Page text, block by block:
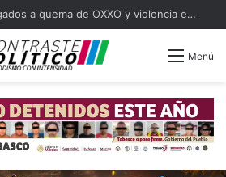
predios de oficinas en Huimanguillo
Menú